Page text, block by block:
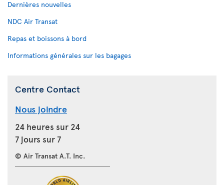
Dernières nouvelles
NDC Air Transat
Repas et boissons à bord
Informations générales sur les bagages
Centre Contact
Nous joindre
24 heures sur 24
7 jours sur 7
© Air Transat A.T. Inc.